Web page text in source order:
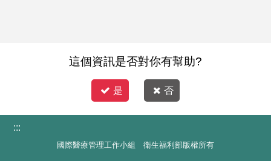
這個資訊是否對你有幫助?
是 否
:::
國際醫療管理工作小組 衛生福利部版權所有